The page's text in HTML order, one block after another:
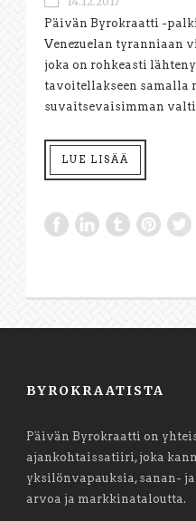
Päivän Byrokraatti -
Venezuelan tyranniaan
joka on rohkeasti
tavoitellakseen samalla
suvaitsevaisimman
LUE LISÄÄ
BYROKRAATISTA
Päivän Byrokraatti on
ajankohtaissatiiri, joka
yksilönvapauksia, sanan-
arvoa ja markkinataloutta.